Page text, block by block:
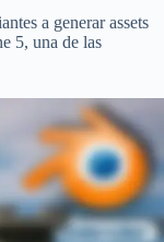
a generar assets
5, una de las